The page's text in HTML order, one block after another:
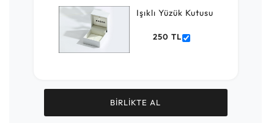
Işıklı Yüzük Kutusu
250 TL
BİRLİKTE AL